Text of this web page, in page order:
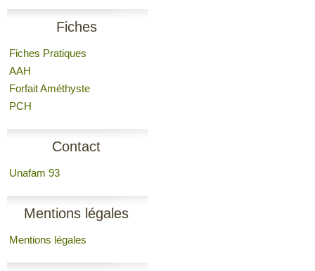
Fiches
Fiches Pratiques
AAH
Forfait Améthyste
PCH
Contact
Unafam 93
Mentions légales
Mentions légales